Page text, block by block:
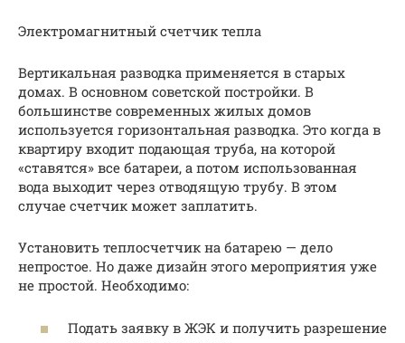
Электромагнитный счетчик тепла
Вертикальная разводка применяется в старых
домах. В основном советской постройки. В
большинстве современных жилых домов
используется горизонтальная разводка. Это когда в
квартиру входит подающая труба, на которой
«ставятся» все батареи, а потом использованная
вода выходит через отводящую трубу. В этом
случае счетчик может заплатить.
Установить теплосчетчик на батарею — дело
непростое. Но даже дизайн этого мероприятия уже
не простой. Необходимо:
Подать заявку в ЖЭК и получить разрешение